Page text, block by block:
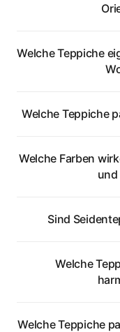
Welche Teppiche
Welche Teppiche
Welche Farben
Sind
Welche
Welche Teppiche